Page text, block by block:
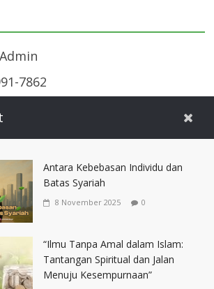
7862
istinbat.co/
Sidogiri Media
Annajah Sidogiri
(Ikatan Alumni Santri Sidogiri)
Syariah Pondok Pesantren Sidogiri, PO,
telp, 0343 410444/420444, ext, 243,
Antara Kebebasan Individu dan
Batas Syariah
8 November 2025 0
“Ilmu Tanpa Amal dalam Islam:
Tantangan Spiritual dan Jalan
Menuju Kesempurnaan”